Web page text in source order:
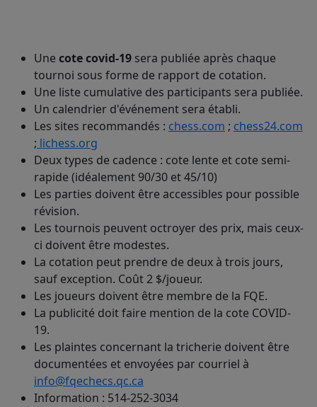
Une cote covid-19 sera publiée après chaque
tournoi sous forme de rapport de cotation.
Une liste cumulative des participants sera publiée.
Un calendrier d'événement sera établi.
Les sites recommandés : chess.com ; chess24.com
; lichess.org
Deux types de cadence : cote lente et cote semi-
rapide (idéalement 90/30 et 45/10)
Les parties doivent être accessibles pour possible
révision.
Les tournois peuvent octroyer des prix, mais ceux-
ci doivent être modestes.
La cotation peut prendre de deux à trois jours,
sauf exception. Coût 2 $/joueur.
Les joueurs doivent être membre de la FQE.
La publicité doit faire mention de la cote COVID-
19.
Les plaintes concernant la tricherie doivent être
documentées et envoyées par courriel à
info@fqechecs.qc.ca
Information : 514-252-3034